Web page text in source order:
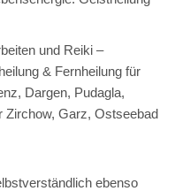
und Reiki –
& Fernheilung für
Dargen, Pudagla,
Zirchow, Garz, Ostseebad
ebenso